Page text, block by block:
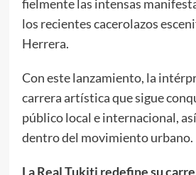
fielmente las intensas
los recientes cacerolazos
Herrera.
Con este lanzamiento, la
carrera artística que sigue
público local e internacional,
dentro del movimiento urbano.
La Real Tukiti redefine su